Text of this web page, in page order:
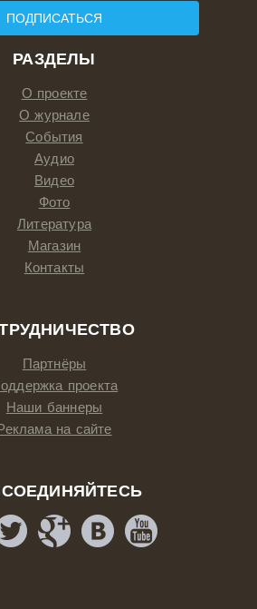
РАЗДЕЛЫ
О проекте
О журнале
События
Аудио
Видео
Фото
Литература
Магазин
Контакты
Партнёры
проекта
Наши баннеры
на сайте
ПОДПИСАТЬСЯ